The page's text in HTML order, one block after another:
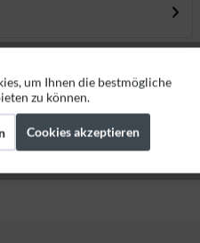
diskutieren...mehr
Aktiv
Aktiv
um Ihnen die bestmögliche
zu können.
Cookies akzeptieren